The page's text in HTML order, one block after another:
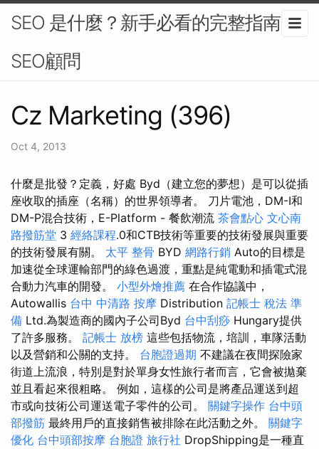
SEO 是什麼？新手必看的完整指南-
SEO顧問
Cz Marketing (396)
Oct 4, 2013
什麼是批發？定義，好處 Byd（建立您的夢想）是可以從插
座收取的插座（名稱）的世界領導者。 刀片電池，DM-I和
DM-P混合技術，E-Platform - 餐飲潮流 茶會點心 文心南
路撥筋堂 3 經絡課程.0和CTB技術等重要的技術發展與重要
的技術發展有關。 太平 整骨 BYD 網路行銷 Auto的目標是
加速從全球運輸部門的綠色過渡，重點是純電動和插電式混
合動力汽車的開發。 小型外燴推薦 在合作協議中，
Autowallis 台中 中清路 按摩 Distribution 記帳士 稅法 準
備 Ltd.為製造商的國內子公司Byd 台中刮痧 Hungary提供
了許多服務。 記帳士 放榜 這些包括物流，培訓，車隊活動
以及營銷和公關的支持。 台胞證過期 不建議在夜間探險家
街道上流浪，特別是對於單身女性旅行者而言，它會被拋棄
並且看起來很粗略。 例如，這樣的公司是將產品運送到超
市或向技術公司運送電子零件的公司。 關鍵字操作 台中頭
部撥筋 最終用戶的直接銷售被排除在此活動之外。 關鍵字
優化 台中頭部按摩 台胞證 旅行社 DropShipping是一種直